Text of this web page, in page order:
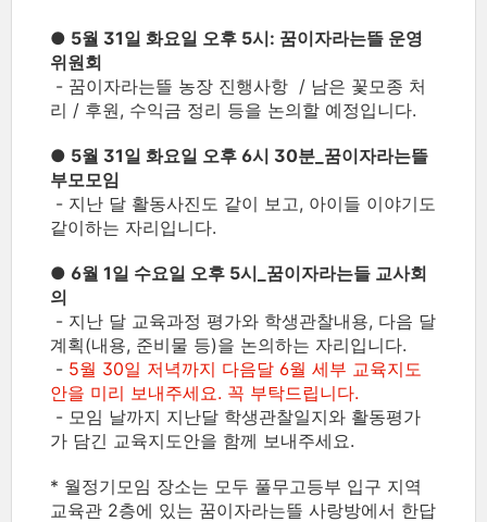
● 5월 31일 화요일 오후 5시: 꿈이자라는뜰 운영
위원회
- 꿈이자라는뜰 농장 진행사항 / 남은 꽃모종 처
리 / 후원, 수익금 정리 등을 논의할 예정입니다.
● 5월 31일 화요일 오후 6시 30분_꿈이자라는뜰
부모모임
- 지난 달 활동사진도 같이 보고, 아이들 이야기도
같이하는 자리입니다.
● 6월 1일 수요일 오후 5시_꿈이자라는들 교사회
의
- 지난 달 교육과정 평가와 학생관찰내용, 다음 달
계획(내용, 준비물 등)을 논의하는 자리입니다.
- 5월 30일 저녁까지 다음달 6월 세부 교육지도
안을 미리 보내주세요. 꼭 부탁드립니다.
- 모임 날까지 지난달 학생관찰일지와 활동평가
가 담긴 교육지도안을 함께 보내주세요.
* 월정기모임 장소는 모두 풀무고등부 입구 지역
교육관 2층에 있는 꿈이자라는뜰 사랑방에서 한답